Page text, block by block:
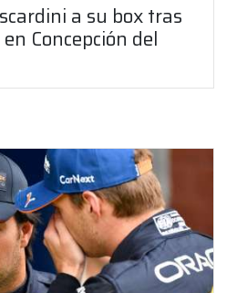
a su box tras
Concepción del